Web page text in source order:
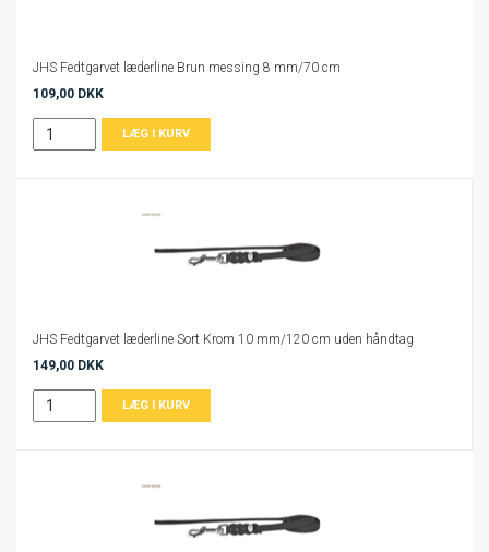
JHS Fedtgarvet læderline Brun messing 8 mm/70 cm
109,00 DKK
JHS Fedtgarvet læderline Sort Krom 10 mm/120 cm uden håndtag
149,00 DKK